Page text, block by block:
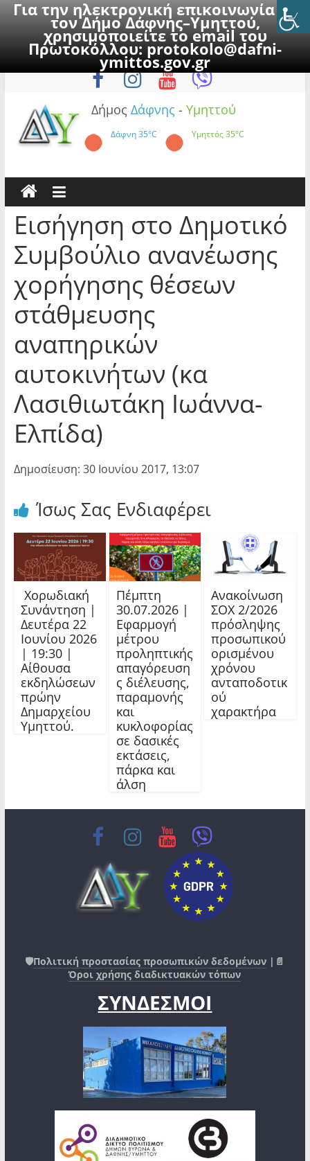
Για την ηλεκτρονική επικοινωνία με
τον Δήμο Δάφνης–Υμηττού,
χρησιμοποιείτε το email του
Πρωτοκόλλου:protokolo@dafni-
ymittos.gov.gr
to
Σάββατο, 8 Αυγούστου 2026
Δήμος Δάφνης - Υμηττού
Δάφνη35°C Υμηττός35°C
Εισήγηση στο Δημοτικό
Συμβούλιο ανανέωσης
χορήγησης θέσεων
στάθμευσης
αναπηρικών
αυτοκινήτων (κα
Λασιθιωτάκη Ιωάννα-
Ελπίδα)
Δημοσίευση: 30 Ιουνίου 2017, 13:07
Ίσως Σας Ενδιαφέρει
Χορωδιακή
Συνάντηση |
Δευτέρα 22
Ιουνίου 2026
| 19:30 |
Αίθουσα
εκδηλώσεων
πρώην
Δημαρχείου
Υμηττού.
Πέμπτη
30.07.2026 |
Εφαρμογή
μέτρου
προληπτικής
απαγόρευση
ς διέλευσης,
παραμονής
και
κυκλοφορίας
σε δασικές
εκτάσεις,
πάρκα και
άλση
Ανακοίνωση
ΣΟΧ 2/2026
πρόσληψης
προσωπικού
ορισμένου
χρόνου
ανταποδοτικ
ού
χαρακτήρα
🛡️Πολιτική προστασίας προσωπικών δεδομένων |📄
Όροι χρήσης διαδικτυακών τόπων
ΣΥΝΔΕΣΜΟΙ